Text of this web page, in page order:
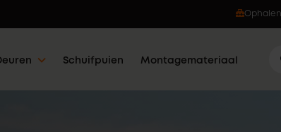
Schuifpuien Montagemateriaal